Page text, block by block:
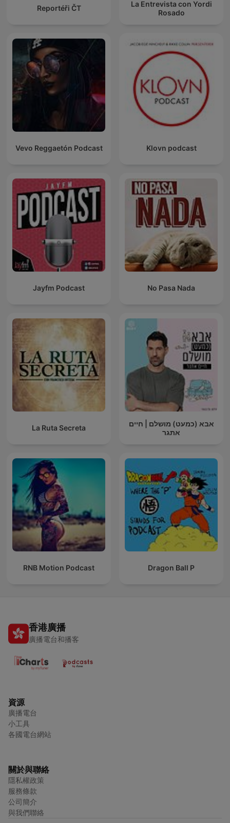
Reportéři ČT
La Entrevista con Yordi
Rosado
Vevo Reggaetón Podcast Klovn podcast
Jayfm Podcast No Pasa Nada
La Ruta Secreta
אבא (כמעט) מושלם | חיים
אתגר
RNB Motion Podcast Dragon Ball P
香港廣播
廣播電台和播客
資源
廣播電台
小工具
各國電台網站
關於與聯絡
隱私權政策
服務條款
公司簡介
與我們聯絡